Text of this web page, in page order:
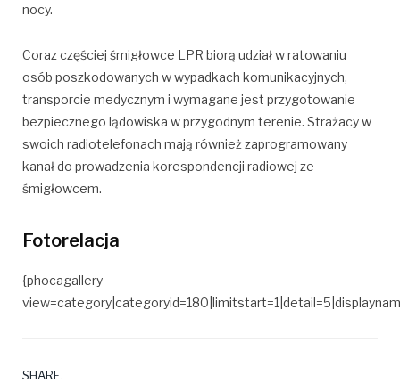
nocy.
Coraz częściej śmigłowce LPR biorą udział w ratowaniu
osób poszkodowanych w wypadkach komunikacyjnych,
transporcie medycznym i wymagane jest przygotowanie
bezpiecznego lądowiska w przygodnym terenie. Strażacy w
swoich radiotelefonach mają również zaprogramowany
kanał do prowadzenia korespondencji radiowej ze
śmigłowcem.
Fotorelacja
{phocagallery
SHARE.